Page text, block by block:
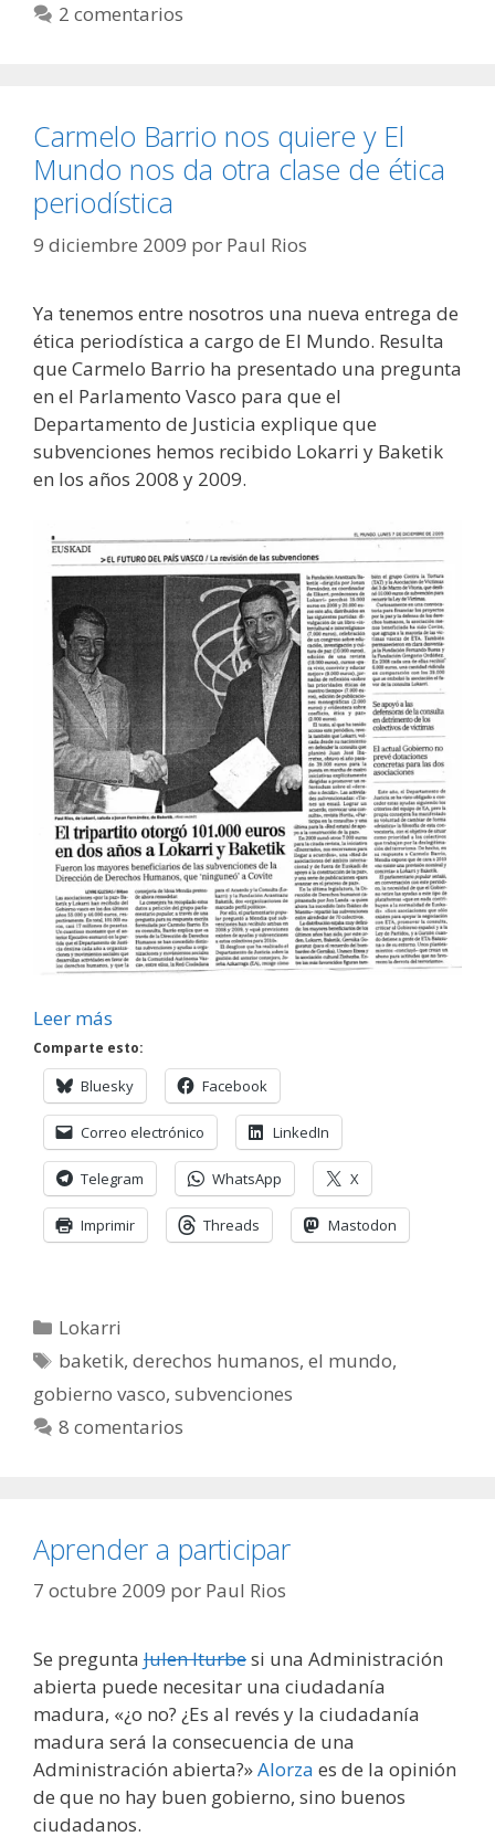
2 comentarios
Carmelo Barrio nos quiere y El
Mundo nos da otra clase de ética
periodística
9 diciembre 2009 por Paul Rios
Ya tenemos entre nosotros una nueva entrega de
ética periodística a cargo de El Mundo. Resulta
que Carmelo Barrio ha presentado una pregunta
en el Parlamento Vasco para que el
Departamento de Justicia explique que
subvenciones hemos recibido Lokarri y Baketik
en los años 2008 y 2009.
Leer más
Comparte esto:
Bluesky Facebook
Correo electrónico LinkedIn
Telegram WhatsApp X
Imprimir Threads Mastodon
Categorías
Lokarri
Etiquetas
baketik,derechos humanos,el mundo,
gobierno vasco, subvenciones
8 comentarios
Aprender a participar
7 octubre 2009 por Paul Rios
Se pregunta Julen Iturbesi una Administración
abierta puede necesitar una ciudadanía
madura, «¿o no? ¿Es al revés y la ciudadanía
madura será la consecuencia de una
Administración abierta?»Alorza es de la opinión
de que no hay buen gobierno, sino buenos
ciudadanos.